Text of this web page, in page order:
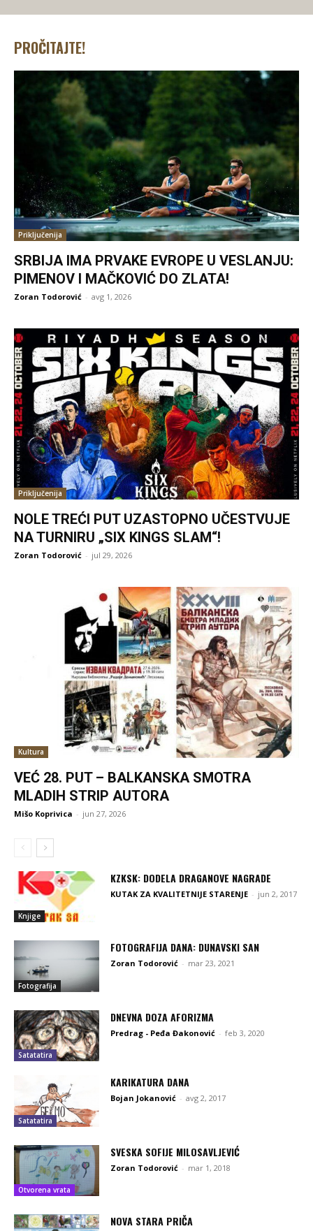
PROČITAJTE!
Priključenija
SRBIJA IMA PRVAKE EVROPE U VESLANJU:
PIMENOV I MAČKOVIĆ DO ZLATA!
Zoran Todorović - avg 1, 2026
Priključenija
NOLE TREĆI PUT UZASTOPNO UČESTVUJE
NA TURNIRU „SIX KINGS SLAM“!
Zoran Todorović - jul 29, 2026
Kultura
VEĆ 28. PUT – BALKANSKA SMOTRA
MLADIH STRIP AUTORA
Mišo Koprivica - jun 27, 2026
Knjige
KZKSK: DODELA DRAGANOVE NAGRADE
KUTAK ZA KVALITETNIJE STARENJE - jun 2, 2017
Fotografija
FOTOGRAFIJA DANA: DUNAVSKI SAN
Zoran Todorović - mar 23, 2021
Satatatira
DNEVNA DOZA AFORIZMA
Predrag - Peđa Đakonović - feb 3, 2020
Satatatira
KARIKATURA DANA
Bojan Jokanović - avg 2, 2017
Otvorena vrata
SVESKA SOFIJE MILOSAVLJEVIĆ
Zoran Todorović - mar 1, 2018
NOVA STARA PRIČA